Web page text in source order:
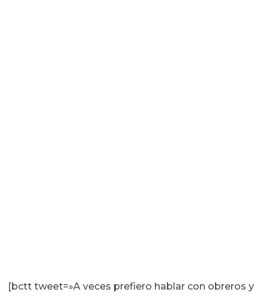
[bctt tweet=»A veces prefiero hablar con obreros y